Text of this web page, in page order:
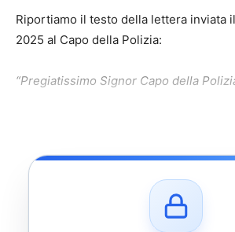
Riportiamo il testo della lettera inviata
2025 al Capo della Polizia:
“Pregiatissimo Signor Capo della